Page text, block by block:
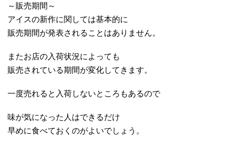
～販売期間～
アイスの新作に関しては基本的に
販売期間が発表されることはありません。
またお店の入荷状況によっても
販売されている期間が変化してきます。
一度売れると入荷しないところもあるので
味が気になった人はできるだけ
早めに食べておくのがよいでしょう。